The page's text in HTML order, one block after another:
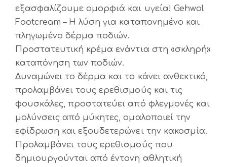
εξασφαλίζουμε ομορφιά και υγεία! Gehwol
Footcream – Η λύση για καταπονημένο και
πληγωμένο δέρμα ποδιών.
Προστατευτική κρέμα ενάντια στη «σκληρή»
καταπόνηση των ποδιών.
Δυναμώνει το δέρμα και το κάνει ανθεκτικό,
προλαμβάνει τους ερεθισμούς και τις
φουσκάλες, προστατεύει από φλεγμονές και
μολύνσεις από μύκητες, ομαλοποιεί την
εφίδρωση και εξουδετερώνει την κακοσμία.
Προλαμβάνει τους ερεθισμούς που
δημιουργούνται από έντονη αθλητική